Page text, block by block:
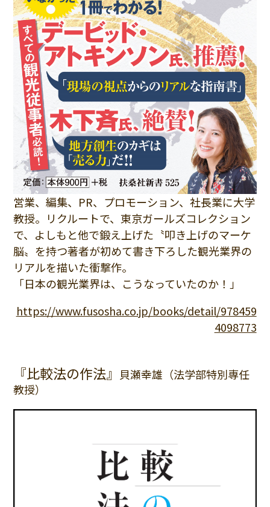
営業、編集、PR、プロモーション、社長業に大学
教授。リクルートで、東京ガールズコレクション
で、よしもと他で鍛え上げた〝叩き上げのマーケ
脳〟を持つ著者が初めて書き下ろした観光業界の
リアルを描いた衝撃作。
「日本の観光業界は、こうなっていたのか！」
https://www.fusosha.co.jp/books/detail/978459
4098773
『比較法の作法』
貝瀬幸雄（法学部特別専任
教授）